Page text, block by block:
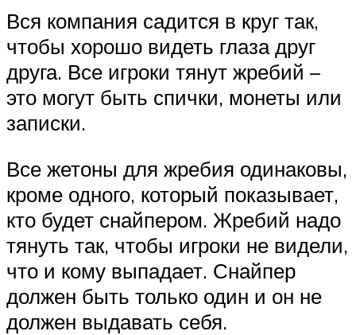
Вся компания садится в круг так,
чтобы хорошо видеть глаза друг
друга. Все игроки тянут жребий –
это могут быть спички, монеты или
записки.
Все жетоны для жребия одинаковы,
кроме одного, который показывает,
кто будет снайпером. Жребий надо
тянуть так, чтобы игроки не видели,
что и кому выпадает. Снайпер
должен быть только один и он не
должен выдавать себя.